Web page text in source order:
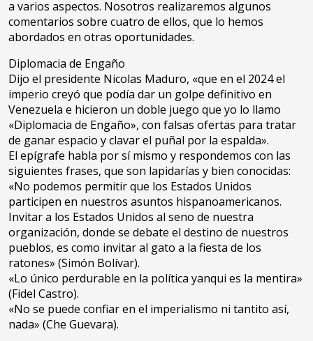
a varios aspectos. Nosotros realizaremos algunos
comentarios sobre cuatro de ellos, que lo hemos
abordados en otras oportunidades.
Diplomacia de Engaño
Dijo el presidente Nicolas Maduro, «que en el 2024 el
imperio creyó que podía dar un golpe definitivo en
Venezuela e hicieron un doble juego que yo lo llamo
«Diplomacia de Engaño», con falsas ofertas para tratar
de ganar espacio y clavar el puñal por la espalda».
El epígrafe habla por sí mismo y respondemos con las
siguientes frases, que son lapidarías y bien conocidas:
«No podemos permitir que los Estados Unidos
participen en nuestros asuntos hispanoamericanos.
Invitar a los Estados Unidos al seno de nuestra
organización, donde se debate el destino de nuestros
pueblos, es como invitar al gato a la fiesta de los
ratones» (Simón Bolívar).
«Lo único perdurable en la política yanqui es la mentira»
(Fidel Castro).
«No se puede confiar en el imperialismo ni tantito así,
nada» (Che Guevara).